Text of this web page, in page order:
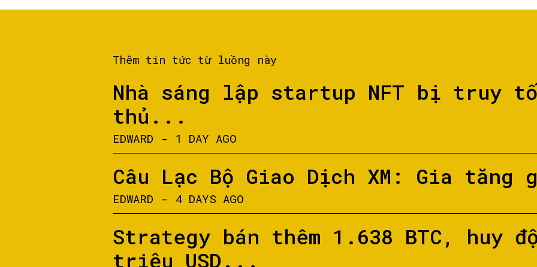
Thêm tin tức từ luồng này
Nhà sáng lập startup NFT bị truy
thủ...
EDWARD - 1 DAY AGO
Câu Lạc Bộ Giao Dịch XM: Gia
EDWARD - 4 DAYS AGO
Strategy bán thêm 1.638 BTC, huy
triệu USD...